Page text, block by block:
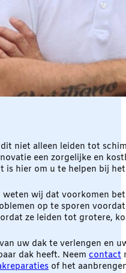
niet alleen leiden tot
een zorgelijke en
is hier om u te helpen bij
wij dat voorkomen
op te sporen
ze leiden tot grotere,
uw dak te verlengen
dak heeft. Neem contact
of het